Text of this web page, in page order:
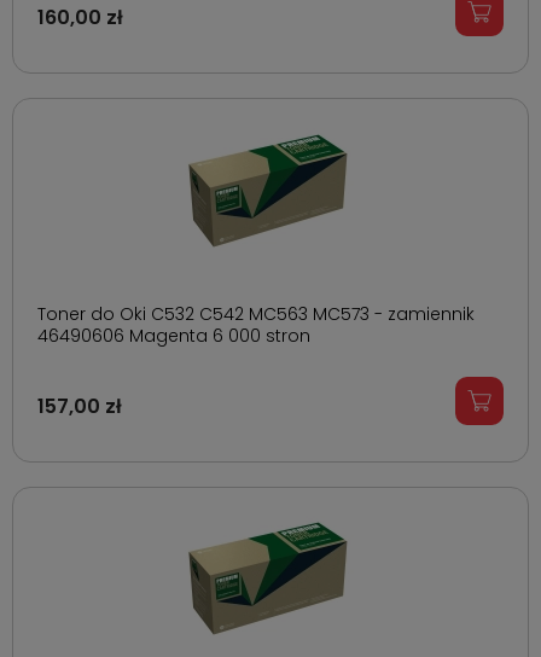
160,00 zł
Toner do Oki C532 C542 MC563 MC573 - zamiennik
46490606 Magenta 6 000 stron
157,00 zł